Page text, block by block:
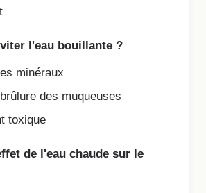
l'eau bouillante ?
minéraux
des muqueuses
toxique
de l'eau chaude sur le